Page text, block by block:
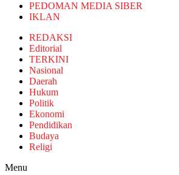
PEDOMAN MEDIA SIBER
IKLAN
REDAKSI
Editorial
TERKINI
Nasional
Daerah
Hukum
Politik
Ekonomi
Pendidikan
Budaya
Religi
Menu